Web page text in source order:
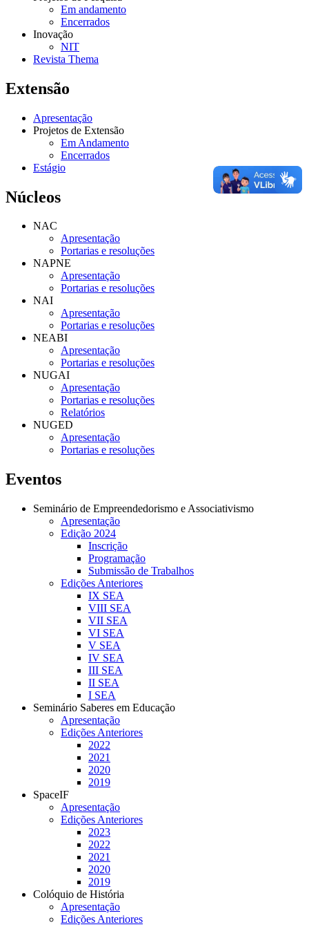
Em andamento
Encerrados
Inovação
NIT
Revista Thema
Extensão
Apresentação
Projetos de Extensão
Em Andamento
Encerrados
Estágio
Núcleos
NAC
Apresentação
Portarias e resoluções
NAPNE
Apresentação
Portarias e resoluções
NAI
Apresentação
Portarias e resoluções
NEABI
Apresentação
Portarias e resoluções
NUGAI
Apresentação
Portarias e resoluções
Relatórios
NUGED
Apresentação
Portarias e resoluções
Eventos
Seminário de Empreendedorismo e Associativismo
Apresentação
Edição 2024
Inscrição
Programação
Submissão de Trabalhos
Edições Anteriores
IX SEA
VIII SEA
VII SEA
VI SEA
V SEA
IV SEA
III SEA
II SEA
I SEA
Seminário Saberes em Educação
Apresentação
Edições Anteriores
2022
2021
2020
2019
SpaceIF
Apresentação
Edições Anteriores
2023
2022
2021
2020
2019
Colóquio de História
Apresentação
Edições Anteriores